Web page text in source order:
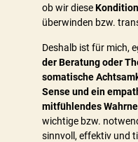
ob wir diese
überwinden bzw.
Deshalb ist für mich,
der Beratung oder
somatische
Sense und ein
mitfühlendes
wichtige bzw.
sinnvoll, effektiv und